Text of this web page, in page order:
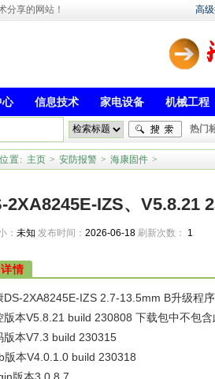
分享的网站！ 高
心 信息技术 家电设备 机械工程
热门
置: 主页 > 安防报警 > 海康固件 >
2XA8245E-IZS、V5.8.21
： 未知 发布时间： 2026-06-18 刷新次数： 1
情
DS-2XA8245E-IZS 2.7-13.5mm B升级程
版本V5.8.21 build 230808 下载包中不包含
版本V7.3 build 230315
版本V4.0.1.0 build 230318